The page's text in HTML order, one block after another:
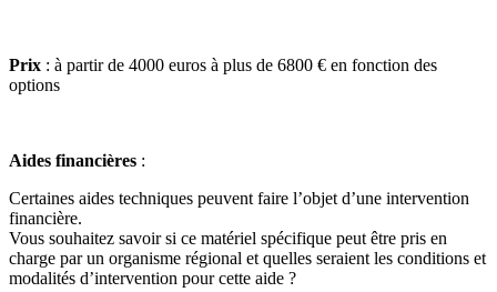
Prix : à partir de 4000 euros à plus de 6800 € en fonction des
options
Aides financières :
Certaines aides techniques peuvent faire l’objet d’une intervention
financière.
Vous souhaitez savoir si ce matériel spécifique peut être pris en
charge par un organisme régional et quelles seraient les conditions et
modalités d’intervention pour cette aide ?